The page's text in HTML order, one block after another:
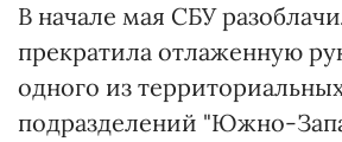
В начале мая СБУ
прекратила отлаженную
одного из
подразделений "Южно-